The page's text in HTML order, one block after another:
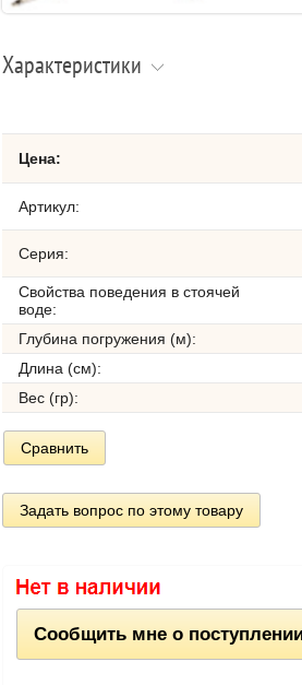
Характеристики
Цена:
Артикул:
Серия:
Свойства поведения в стоячей
воде:
Глубина погружения (м):
Длина (см):
Вес (гр):
Сравнить
Задать вопрос по этому товару
Сообщить мне о